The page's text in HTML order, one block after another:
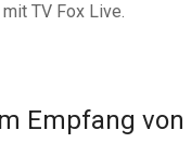
TV Fox Live.
Empfang von